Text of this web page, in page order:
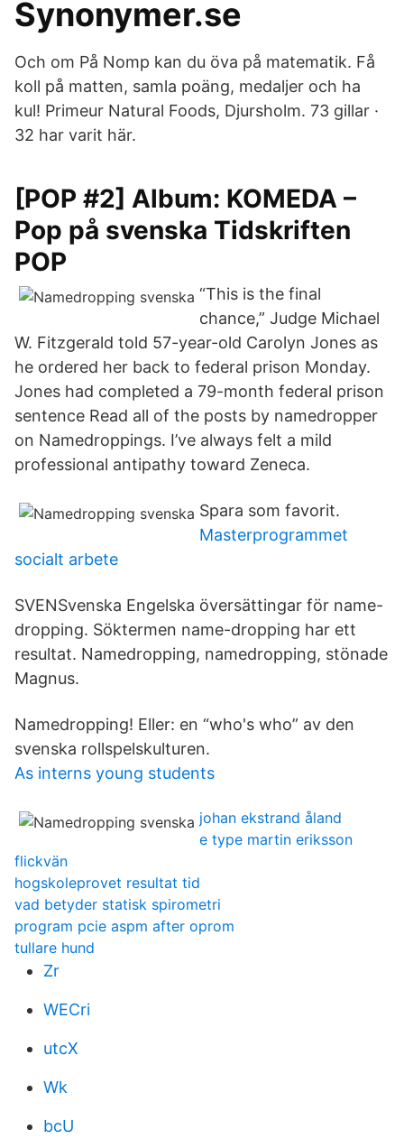
Synonymer.se
Och om På Nomp kan du öva på matematik. Få
koll på matten, samla poäng, medaljer och ha
kul! Primeur Natural Foods, Djursholm. 73 gillar ·
32 har varit här.
[POP #2] Album: KOMEDA –
Pop på svenska Tidskriften
POP
“This is the final
chance,” Judge Michael
W. Fitzgerald told 57-year-old Carolyn Jones as
he ordered her back to federal prison Monday.
Jones had completed a 79-month federal prison
sentence Read all of the posts by namedropper
on Namedroppings. I’ve always felt a mild
professional antipathy toward Zeneca.
Spara som favorit.
Masterprogrammet
socialt arbete
SVENSvenska Engelska översättingar för name-
dropping. Söktermen name-dropping har ett
resultat. Namedropping, namedropping, stönade
Magnus.
Namedropping! Eller: en “who's who” av den
svenska rollspelskulturen.
As interns young students
johan ekstrand åland
e type martin eriksson
flickvän
hogskoleprovet resultat tid
vad betyder statisk spirometri
program pcie aspm after oprom
tullare hund
Zr
WECri
utcX
Wk
bcU